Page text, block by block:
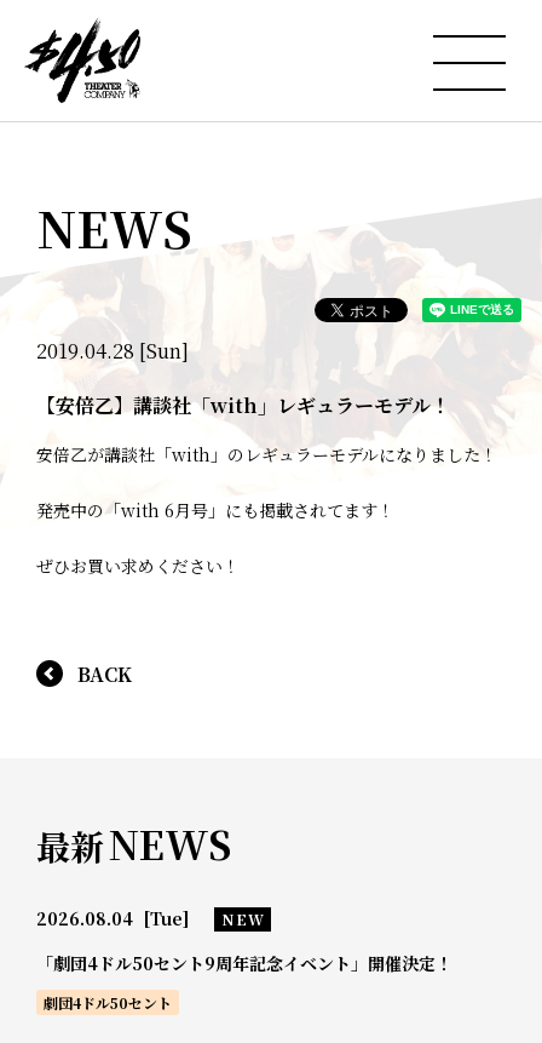
NEWS
2019.04.28 [Sun]
【安倍乙】講談社「with」レギュラーモデル！
安倍乙が講談社「with」のレギュラーモデルになりました！
発売中の「with 6月号」にも掲載されてます！
ぜひお買い求めください！
BACK
最新NEWS
2026.08.04 [Tue] NEW
「劇団4ドル50セント9周年記念イベント」開催決定！
劇団4ドル50セント